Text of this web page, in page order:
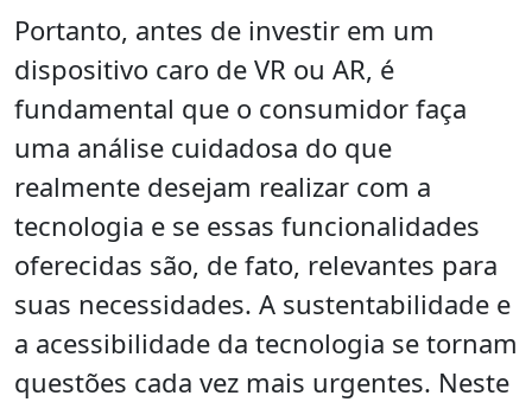
Portanto, antes de investir em um
dispositivo caro de VR ou AR, é
fundamental que o consumidor faça
uma análise cuidadosa do que
realmente desejam realizar com a
tecnologia e se essas funcionalidades
oferecidas são, de fato, relevantes para
suas necessidades. A sustentabilidade e
a acessibilidade da tecnologia se tornam
questões cada vez mais urgentes. Neste